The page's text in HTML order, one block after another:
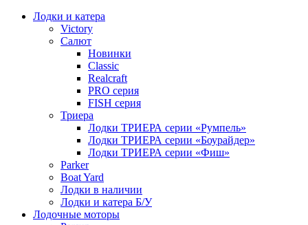
Лодки и катера
Victory
Салют
Новинки
Classic
Realcraft
PRO серия
FISH серия
Триера
Лодки ТРИЕРА серии «Румпель»
Лодки ТРИЕРА серии «Боурайдер»
Лодки ТРИЕРА серии «Фиш»
Parker
Boat Yard
Лодки в наличии
Лодки и катера Б/У
Лодочные моторы